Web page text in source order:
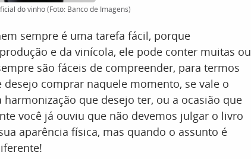
do vinho (Foto: Banco de Imagens)
sempre é uma tarefa fácil, porque
e da vinícola, ele pode conter muitas ou
são fáceis de compreender, para termos
desejo comprar naquele momento, se vale o
que desejo ter, ou a ocasião que
você já ouviu que não devemos julgar o livro
aparência física, mas quando o assunto é